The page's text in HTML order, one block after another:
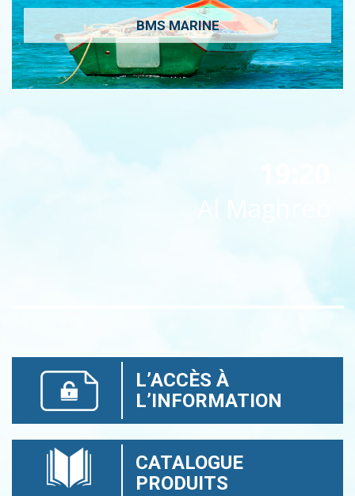
BMS MARINE
Al Maghreb
L’ACCÈS À
L’INFORMATION
CATALOGUE
PRODUITS